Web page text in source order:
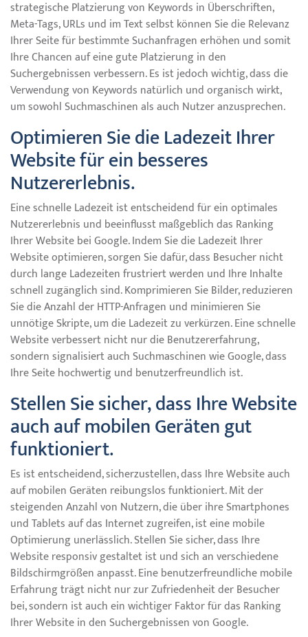
strategische Platzierung von Keywords in Überschriften,
Meta-Tags, URLs und im Text selbst können Sie die Relevanz
Ihrer Seite für bestimmte Suchanfragen erhöhen und somit
Ihre Chancen auf eine gute Platzierung in den
Suchergebnissen verbessern. Es ist jedoch wichtig, dass die
Verwendung von Keywords natürlich und organisch wirkt,
um sowohl Suchmaschinen als auch Nutzer anzusprechen.
Optimieren Sie die Ladezeit Ihrer
Website für ein besseres
Nutzererlebnis.
Eine schnelle Ladezeit ist entscheidend für ein optimales
Nutzererlebnis und beeinflusst maßgeblich das Ranking
Ihrer Website bei Google. Indem Sie die Ladezeit Ihrer
Website optimieren, sorgen Sie dafür, dass Besucher nicht
durch lange Ladezeiten frustriert werden und Ihre Inhalte
schnell zugänglich sind. Komprimieren Sie Bilder, reduzieren
Sie die Anzahl der HTTP-Anfragen und minimieren Sie
unnötige Skripte, um die Ladezeit zu verkürzen. Eine schnelle
Website verbessert nicht nur die Benutzererfahrung,
sondern signalisiert auch Suchmaschinen wie Google, dass
Ihre Seite hochwertig und benutzerfreundlich ist.
Stellen Sie sicher, dass Ihre Website
auch auf mobilen Geräten gut
funktioniert.
Es ist entscheidend, sicherzustellen, dass Ihre Website auch
auf mobilen Geräten reibungslos funktioniert. Mit der
steigenden Anzahl von Nutzern, die über ihre Smartphones
und Tablets auf das Internet zugreifen, ist eine mobile
Optimierung unerlässlich. Stellen Sie sicher, dass Ihre
Website responsiv gestaltet ist und sich an verschiedene
Bildschirmgrößen anpasst. Eine benutzerfreundliche mobile
Erfahrung trägt nicht nur zur Zufriedenheit der Besucher
bei, sondern ist auch ein wichtiger Faktor für das Ranking
Ihrer Website in den Suchergebnissen von Google.